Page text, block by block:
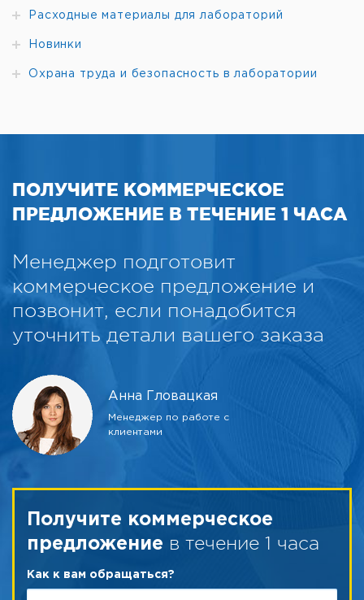
Расходные материалы для лабораторий
Новинки
Охрана труда и безопасность в лаборатории
ПОЛУЧИТЕ КОММЕРЧЕСКОЕ
ПРЕДЛОЖЕНИЕ В ТЕЧЕНИЕ 1 ЧАСА
Менеджер подготовит
коммерческое предложение и
позвонит, если понадобится
уточнить детали вашего заказа
Анна Гловацкая
Менеджер по работе с
клиентами
Получите коммерческое
предложение в течение 1 часа
Как к вам обращаться?